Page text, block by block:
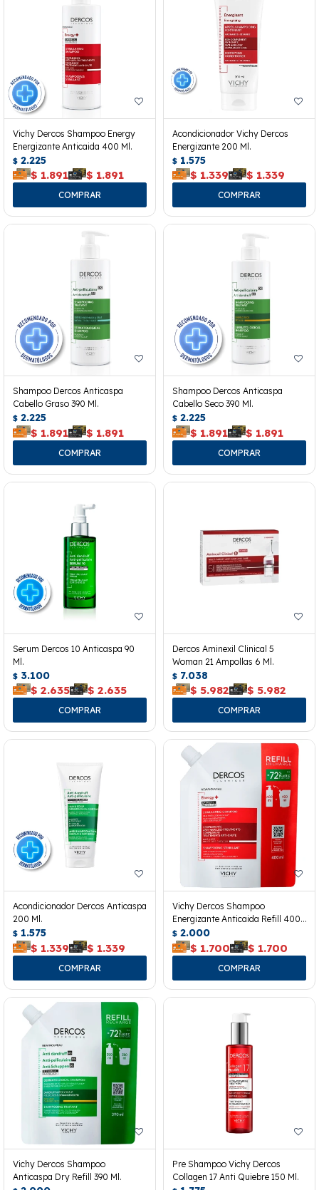
Vichy Dercos Shampoo Energy
Energizante Anticaida 400 Ml.
$ 2.225
$ 1.891 $ 1.891
Acondicionador Vichy Dercos
Energizante 200 Ml.
$ 1.575
$ 1.339 $ 1.339
Shampoo Dercos Anticaspa
Cabello Graso 390 Ml.
$ 2.225
$ 1.891 $ 1.891
Shampoo Dercos Anticaspa
Cabello Seco 390 Ml.
$ 2.225
$ 1.891 $ 1.891
Serum Dercos 10 Anticaspa 90
Ml.
$ 3.100
$ 2.635 $ 2.635
Dercos Aminexil Clinical 5
Woman 21 Ampollas 6 Ml.
$ 7.038
$ 5.982 $ 5.982
Acondicionador Dercos Anticaspa
200 Ml.
$ 1.575
$ 1.339 $ 1.339
Vichy Dercos Shampoo
Energizante Anticaida Refill 400
Ml.
$ 2.000
$ 1.700 $ 1.700
Vichy Dercos Shampoo
Anticaspa Dry Refill 390 Ml.
Pre Shampoo Vichy Dercos
Collagen 17 Anti Quiebre 150 Ml.